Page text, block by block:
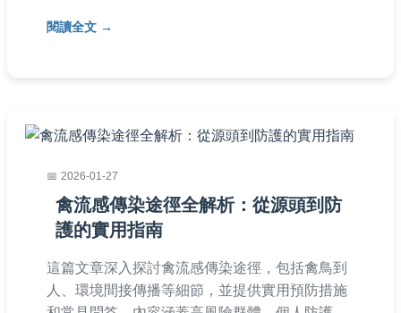
閱讀全文
2026-01-27
禽流感傳染途徑全解析：從源頭到防
護的實用指南
這篇文章深入探討禽流感傳染途徑，包括禽鳥到
人、環境間接傳播等細節，並提供實用預防措施